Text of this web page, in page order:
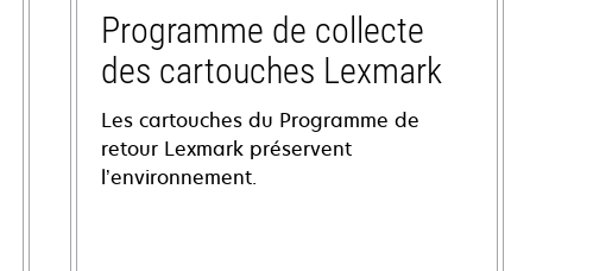
Programme de collecte
des cartouches Lexmark
Les cartouches du Programme de
retour Lexmark préservent
l’environnement.